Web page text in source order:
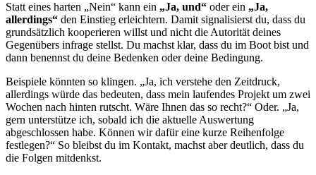
Statt eines harten „Nein“ kann ein „Ja, und“ oder ein „Ja,
allerdings“ den Einstieg erleichtern. Damit signalisierst du, dass du
grundsätzlich kooperieren willst und nicht die Autorität deines
Gegenübers infrage stellst. Du machst klar, dass du im Boot bist und
dann benennst du deine Bedenken oder deine Bedingung.
Beispiele könnten so klingen. „Ja, ich verstehe den Zeitdruck,
allerdings würde das bedeuten, dass mein laufendes Projekt um zwei
Wochen nach hinten rutscht. Wäre Ihnen das so recht?“ Oder. „Ja,
gern unterstütze ich, sobald ich die aktuelle Auswertung
abgeschlossen habe. Können wir dafür eine kurze Reihenfolge
festlegen?“ So bleibst du im Kontakt, machst aber deutlich, dass du
die Folgen mitdenkst.